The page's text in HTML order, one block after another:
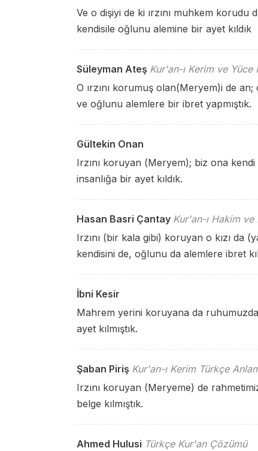
Ve o dişiyi de ki ırzını muhkem
kendisile oğlunu alemine bir ayet kıldık
Süleyman Ateş Kur'an-ı Kerim ve Yüce
O ırzını korumuş olan(Meryem)i de
ve oğlunu alemlere bir ibret yapmıştık.
Gültekin Onan
Irzını koruyan (Meryem); biz ona
insanlığa bir ayet kıldık.
Hasan Basri Çantay Kur'an-ı Hakim
Irzını (bir kala gibi) koruyan o kızı da
kendisini de, oğlunu da alemlere ibret
İbni Kesir
Mahrem yerini koruyana da
ayet kılmıştık.
Şaban Piriş Kur'an-ı Kerim Türkçe
Irzını koruyan (Meryeme) de
belge kılmıştık.
Ahmed Hulusi Türkçe Kur'an Çözümü